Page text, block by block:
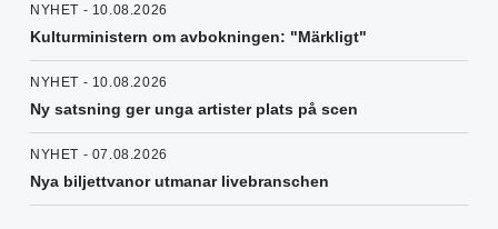
NYHET - 10.08.2026
Kulturministern om avbokningen: "Märkligt"
NYHET - 10.08.2026
Ny satsning ger unga artister plats på scen
NYHET - 07.08.2026
Nya biljettvanor utmanar livebranschen